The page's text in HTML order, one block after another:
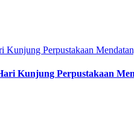
Kunjung Perpustakaan